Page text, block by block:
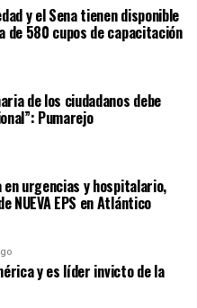
y el Sena tienen disponible
de 580 cupos de capacitación
de los ciudadanos debe
Pumarejo
urgencias y hospitalario,
NUEVA EPS en Atlántico
y es líder invicto de la